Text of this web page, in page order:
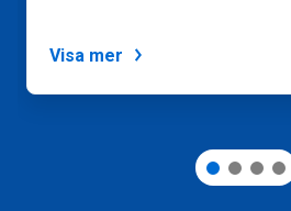
Visa mer